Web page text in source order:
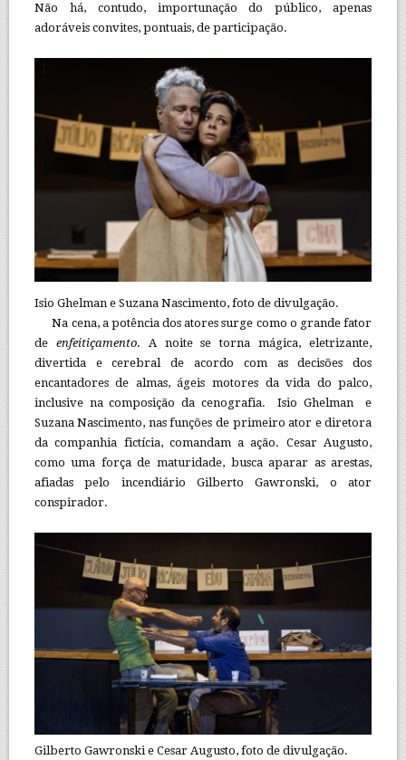
Não há, contudo, importunação do público, apenas
adoráveis convites, pontuais, de participação.
Isio Ghelman e Suzana Nascimento, foto de divulgação.
Na cena, a potência dos atores surge como o grande fator
de enfeitiçamento. A noite se torna mágica, eletrizante,
divertida e cerebral de acordo com as decisões dos
encantadores de almas, ágeis motores da vida do palco,
inclusive na composição da cenografia. Isio Ghelman e
Suzana Nascimento, nas funções de primeiro ator e diretora
da companhia fictícia, comandam a ação. Cesar Augusto,
como uma força de maturidade, busca aparar as arestas,
afiadas pelo incendiário Gilberto Gawronski, o ator
conspirador.
Gilberto Gawronski e Cesar Augusto, foto de divulgação.